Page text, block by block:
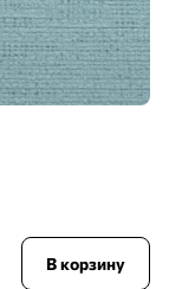
В корзину